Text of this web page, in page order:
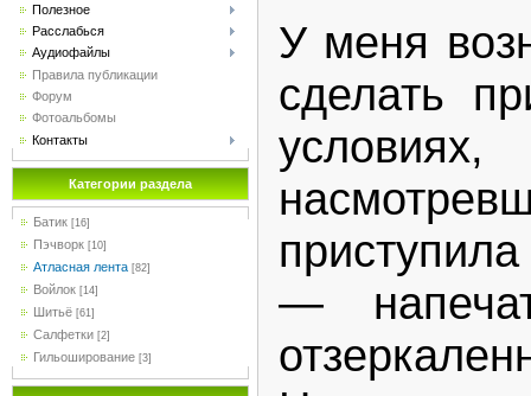
Полезное
Расслабься
Аудиофайлы
Правила публикации
Форум
Фотоальбомы
Контакты
Категории раздела
Батик [16]
Пэчворк [10]
Атласная лента [82]
Войлок [14]
Шитьё [61]
Салфетки [2]
Гильоширование [3]
У меня
сделать
—